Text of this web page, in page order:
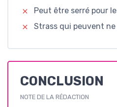
Peut être serré pour
Strass qui peuvent
CONCLUSION
NOTE DE LA RÉDACTION